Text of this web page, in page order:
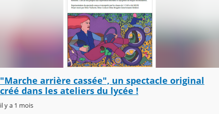
"Marche arrière cassée", un spectacle original
créé dans les ateliers du lycée !
il y a 1 mois